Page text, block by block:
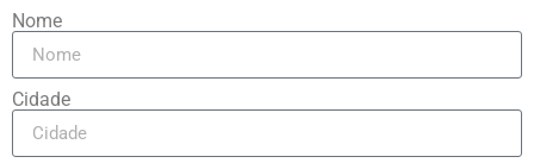
Nome
Cidade